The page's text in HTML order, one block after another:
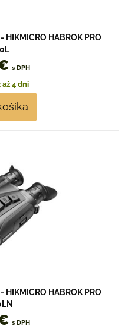
HABROK PRO
s DPH
4 dni
HABROK PRO
s DPH